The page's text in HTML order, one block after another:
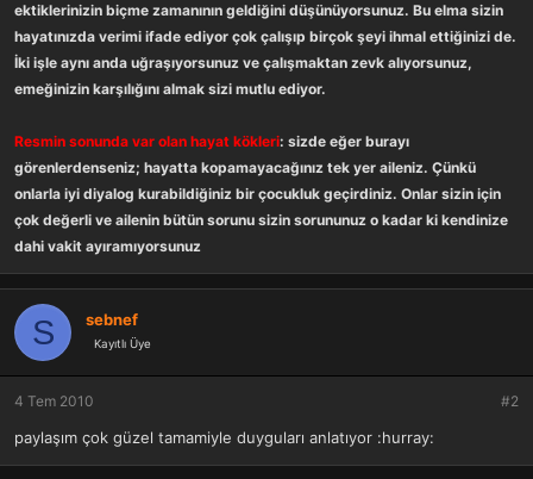
ektiklerinizin biçme zamanının geldiğini düşünüyorsunuz. Bu elma sizin
hayatınızda verimi ifade ediyor çok çalışıp birçok şeyi ihmal ettiğinizi de.
İki işle aynı anda uğraşıyorsunuz ve çalışmaktan zevk alıyorsunuz,
emeğinizin karşılığını almak sizi mutlu ediyor.
Resmin sonunda var olan hayat kökleri: sizde eğer burayı
görenlerdenseniz; hayatta kopamayacağınız tek yer aileniz. Çünkü
onlarla iyi diyalog kurabildiğiniz bir çocukluk geçirdiniz. Onlar sizin için
çok değerli ve ailenin bütün sorunu sizin sorununuz o kadar ki kendinize
dahi vakit ayıramıyorsunuz
S sebnef
Kayıtlı Üye
4 Tem 2010 #2
paylaşım çok güzel tamamiyle duyguları anlatıyor :hurray: